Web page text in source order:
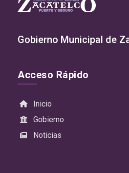
Gobierno Municipal de
Acceso Rápido
Inicio
Gobierno
Noticias